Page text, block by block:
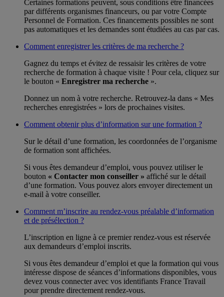
Certaines formations peuvent, sous conditions être financées
par différents organismes financeurs, ou par votre Compte
Personnel de Formation. Ces financements possibles ne sont
pas automatiques et les demandes sont étudiées au cas par cas.
Comment enregistrer les critères de ma recherche ?
Gagnez du temps et évitez de ressaisir les critères de votre
recherche de formation à chaque visite ! Pour cela, cliquez sur
le bouton « Enregistrer ma recherche ».
Donnez un nom à votre recherche. Retrouvez-la dans « Mes
recherches enregistrées » lors de prochaines visites.
Comment obtenir plus d’information sur une formation ?
Sur le détail d’une formation, les coordonnées de l’organisme
de formation sont affichées.
Si vous êtes demandeur d’emploi, vous pouvez utiliser le
bouton « Contacter mon conseiller » affiché sur le détail
d’une formation. Vous pouvez alors envoyer directement un
e-mail à votre conseiller.
Comment m’inscrire au rendez-vous préalable d’information
et de présélection ?
L’inscription en ligne à ce premier rendez-vous est réservée
aux demandeurs d’emploi inscrits.
Si vous êtes demandeur d’emploi et que la formation qui vous
intéresse dispose de séances d’informations disponibles, vous
devez vous connecter avec vos identifiants France Travail
pour prendre directement rendez-vous.